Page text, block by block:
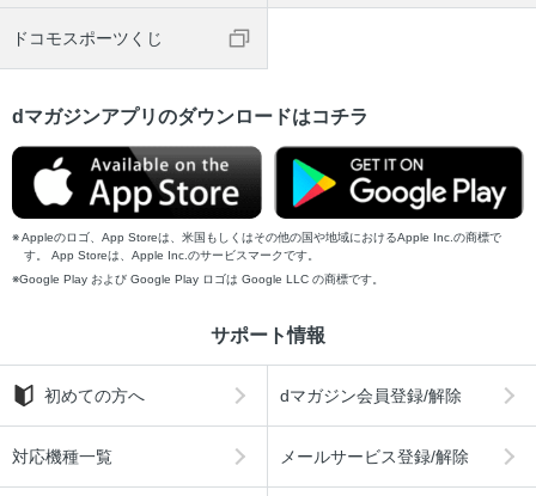
ドコモスポーツくじ
dマガジンアプリのダウンロードはコチラ
Appleのロゴ、App Storeは、米国もしくはその他の国や地域におけるApple Inc.の商標で
す。 App Storeは、Apple Inc.のサービスマークです。
Google Play および Google Play ロゴは Google LLC の商標です。
サポート情報
初めての方へ dマガジン会員登録/解除
対応機種一覧 メールサービス登録/解除